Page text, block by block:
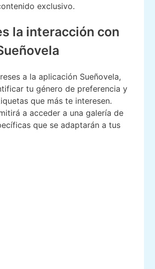
exclusivo.
la interacción con
a la aplicación Sueñovela,
tu género de preferencia y
que más te interesen.
a acceder a una galería de
que se adaptarán a tus